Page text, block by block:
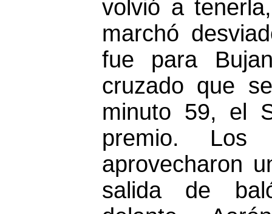
volvió a
marchó
fue para
cruzado que
minuto 59, el
premio. Los
aprovecharon
salida de